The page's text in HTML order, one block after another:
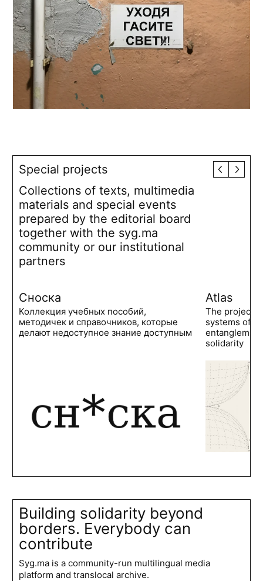
Special projects
Collections of texts, multimedia
materials and special events
prepared by the editorial board
together with the syg.ma
community or our institutional
partners
Сноска
Коллекция учебных пособий,
методичек и справочников, которые
делают недоступное знание доступным
Atlas
The project
systems of
solidarity
Building solidarity beyond
borders. Everybody can
contribute
Syg.ma is a community-run multilingual media
platform and translocal archive.